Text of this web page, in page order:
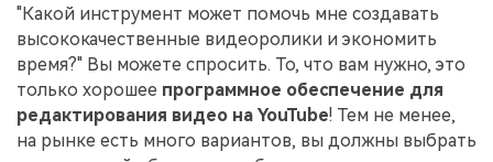
создателями контента
сам"
Создавайте видеоэффекты
самостоятельно, как
настоящий профессионал
Сообщество
"Какой инструмент может помочь мне создавать
высококачественные видеоролики и экономить
время?" Вы можете спросить. То, что вам нужно, это
только хорошее программное обеспечение для
редактирования видео на YouTube! Тем не менее,
на рынке есть много вариантов, вы должны выбрать